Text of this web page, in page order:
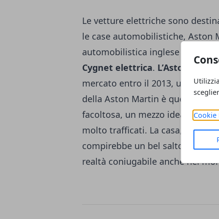
Cookie
Le vetture elettriche sono
le case automobilistiche, Aston
automobilistica inglese nei
Cygnet elettrica. L’Aston
mercato entro il 2013, una
della Aston Martin è quella di
facoltosa, un mezzo ideale per
molto trafficati. La casa, da
compirebbe un bel salto verso
realtà coniugabile anche nel